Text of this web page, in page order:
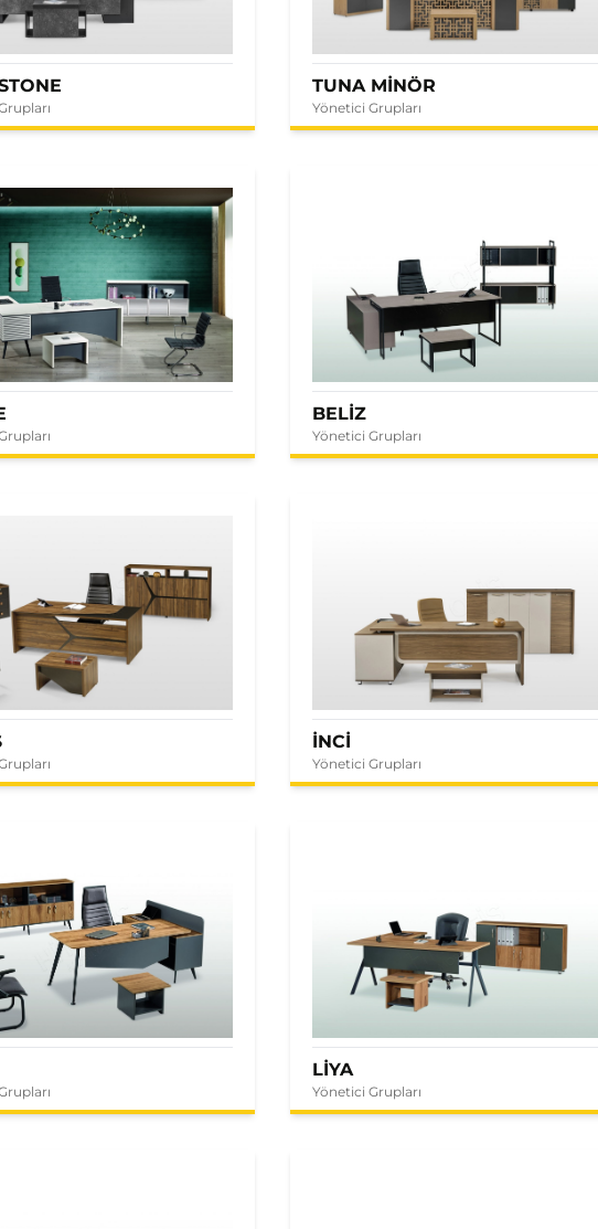
TUNA MİNÖR
Yönetici Grupları
BELİZ
Yönetici Grupları
İNCİ
Yönetici Grupları
LİYA
Yönetici Grupları